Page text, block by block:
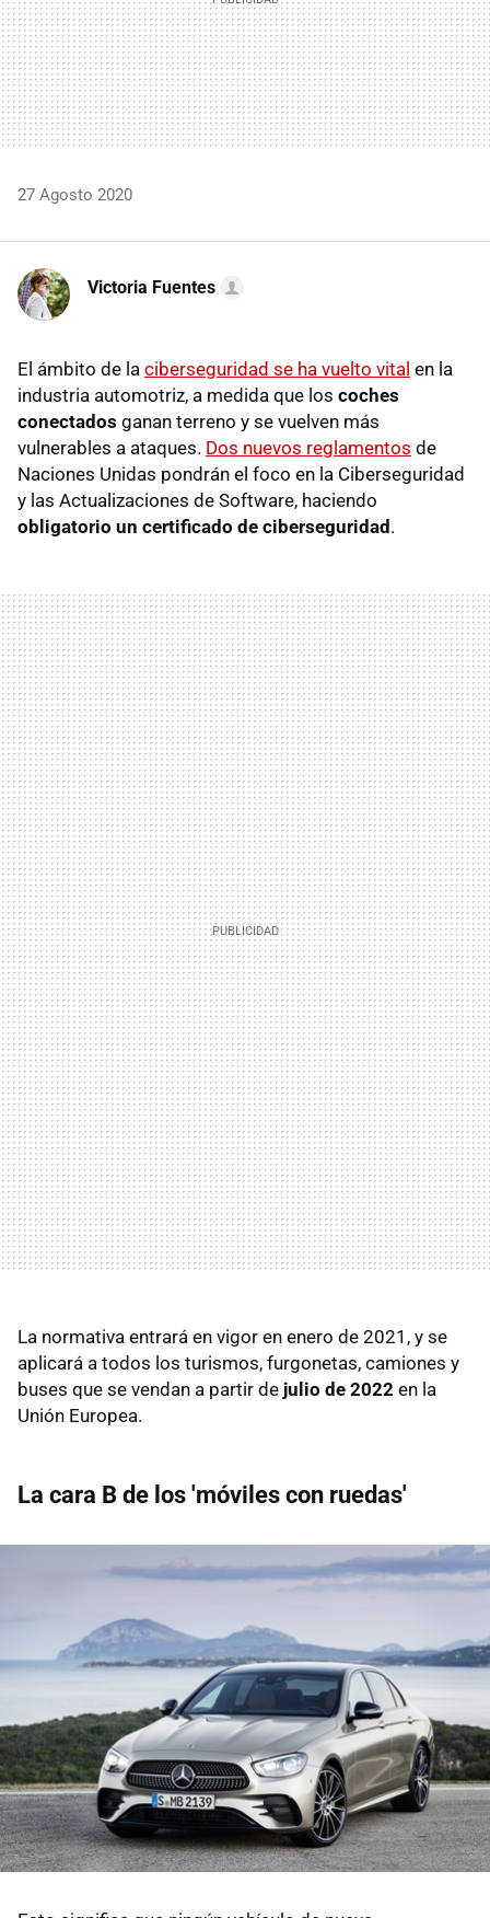
27 Agosto 2020
Victoria Fuentes
El ámbito de la ciberseguridad se ha vuelto vital en la
industria automotriz, a medida que los coches
conectados ganan terreno y se vuelven más
vulnerables a ataques. Dos nuevos reglamentos de
Naciones Unidas pondrán el foco en la Ciberseguridad
y las Actualizaciones de Software, haciendo
obligatorio un certificado de ciberseguridad .
La normativa entrará en vigor en enero de 2021, y se
aplicará a todos los turismos, furgonetas, camiones y
buses que se vendan a partir de julio de 2022 en la
Unión Europea.
La cara B de los 'móviles con ruedas'